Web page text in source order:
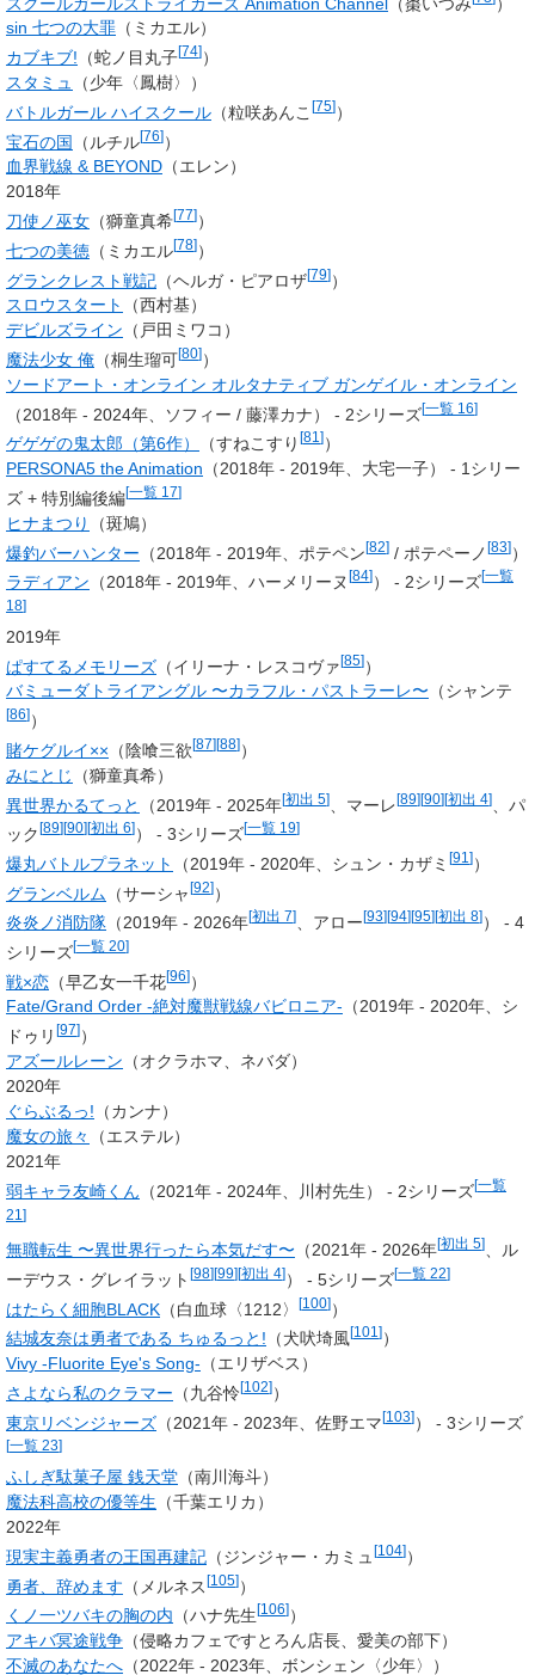
sin 七つの大罪 （ミカエル）
カブキブ! （蛇ノ目丸子[74] ）
スタミュ
（少年〈鳳樹〉）
バトルガール ハイスクール （粒咲あんこ [75]）
宝石の国 （ ルチル[76]）
血界戦線 & BEYOND （エレン）
2018年
刀使ノ巫女 （獅童真希[77] ）
七つの美徳 （ ミカエル[78]）
グランクレスト戦記 （ヘルガ・ピアロザ[79]）
スロウスタート
（西村基）
デビルズライン （戸田ミワコ）
魔法少女 俺 （桐生瑠可[80] ）
ソードアート・オンライン オルタナティブ ガンゲイル・オンライン
（2018年 - 2024年、ソフィー / 藤澤カナ） - 2シリーズ[一覧 16]
ゲゲゲの鬼太郎（第6作） （すねこすり [81 ] ）
PERSONA5 the Animation （2018年 - 2019年、大宅一子） - 1シリー
ズ + 特別編後編[一覧 17]
ヒナまつり
（斑鳩）
爆釣バーハンター （2018年 - 2019年、 ポテペン[82] / ポテペーノ [83]）
ラディアン （2018年 - 2019年、ハーメリーヌ [84] ） - 2シリーズ[一覧
18]
2019年
ぱすてるメモリーズ （イリーナ・レスコヴァ[85]）
バミューダトライアングル 〜カラフル・パストラーレ〜 （シャンテ
[86] ）
賭ケグルイ×× （陰喰三欲[87][88] ）
みにとじ
（獅童真希）
異世界かるてっと
（2019年 - 2025年[初出 5] マーレ[89][90][初出 4]
パ
ック [89][90][初出 6] ） - 3シリーズ[一覧 19]
爆丸バトルプラネット （2019年 - 2020年、 シュン・カザミ [91 ]）
グランベルム （サーシャ[92]）
炎炎ノ消防隊 （2019年 - 2026年[初出 7] 、アロー[93][94][95][初出 8] ） - 4
シリーズ[一覧 20]
戦×恋 （早乙女一千花[96]）
Fate/Grand Order -絶対魔獣戦線バビロニア- （2019年 - 2020年、シ
ドゥリ [97] ）
アズールレーン （オクラホマ、ネバダ）
2020年
ぐらぶるっ! （カンナ）
魔女の旅々
（エステル）
2021年
弱キャラ友崎くん （2021年 - 2024年、川村先生） - 2シリーズ[一覧
21 ]
無職転生 〜異世界行ったら本気だす〜 （2021年 - 2026年[初出 5]
ル
ーデウス・グレイラット [98][99][初出 4]） - 5シリーズ[一覧 22]
はたらく細胞BLACK （白血球 〈1212〉 [100]）
結城友奈は勇者である ちゅるっと! （犬吠埼風[101 ] ）
Vivy -Fluorite Eye's Song- （エリザベス）
さよなら私のクラマー （九谷怜[102]）
東京リベンジャーズ （2021年 - 2023年、 佐野エマ[103]） - 3シリーズ
[一覧 23]
ふしぎ駄菓子屋 銭天堂 （南川海斗）
魔法科高校の優等生 （千葉エリカ）
2022年
現実主義勇者の王国再建記 （ジンジャー・カミュ [104]）
勇者、辞めます （ メルネス[105]）
くノ一ツバキの胸の内 （ハナ先生[106] ）
アキバ冥途戦争 （侵略カフェですとろん店長、愛美の部下）
不滅のあなたへ （2022年 - 2023年、ボンシェン〈少年〉）